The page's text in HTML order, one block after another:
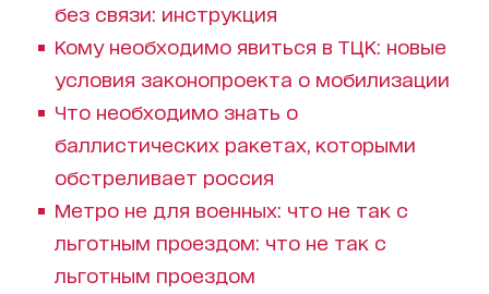
без связи: инструкция
Кому необходимо явиться в ТЦК: новые
условия законопроекта о мобилизации
Что необходимо знать о
баллистических ракетах, которыми
обстреливает россия
Метро не для военных: что не так с
льготным проездом: что не так с
льготным проездом